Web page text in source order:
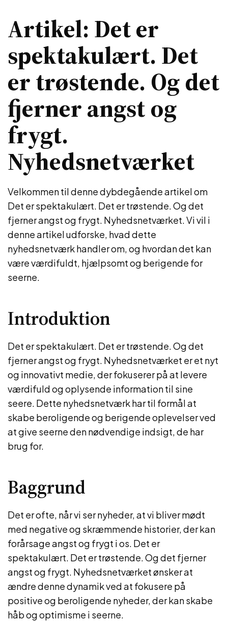
Artikel: Det er
spektakulært. Det
er trøstende. Og det
fjerner angst og
frygt.
Nyhedsnetværket
Velkommen til denne dybdegående artikel om
Det er spektakulært. Det er trøstende. Og det
fjerner angst og frygt. Nyhedsnetværket. Vi vil i
denne artikel udforske, hvad dette
nyhedsnetværk handler om, og hvordan det kan
være værdifuldt, hjælpsomt og berigende for
seerne.
Introduktion
Det er spektakulært. Det er trøstende. Og det
fjerner angst og frygt. Nyhedsnetværket er et nyt
og innovativt medie, der fokuserer på at levere
værdifuld og oplysende information til sine
seere. Dette nyhedsnetværk har til formål at
skabe beroligende og berigende oplevelser ved
at give seerne den nødvendige indsigt, de har
brug for.
Baggrund
Det er ofte, når vi ser nyheder, at vi bliver mødt
med negative og skræmmende historier, der kan
forårsage angst og frygt i os. Det er
spektakulært. Det er trøstende. Og det fjerner
angst og frygt. Nyhedsnetværket ønsker at
ændre denne dynamik ved at fokusere på
positive og beroligende nyheder, der kan skabe
håb og optimisme i seerne.